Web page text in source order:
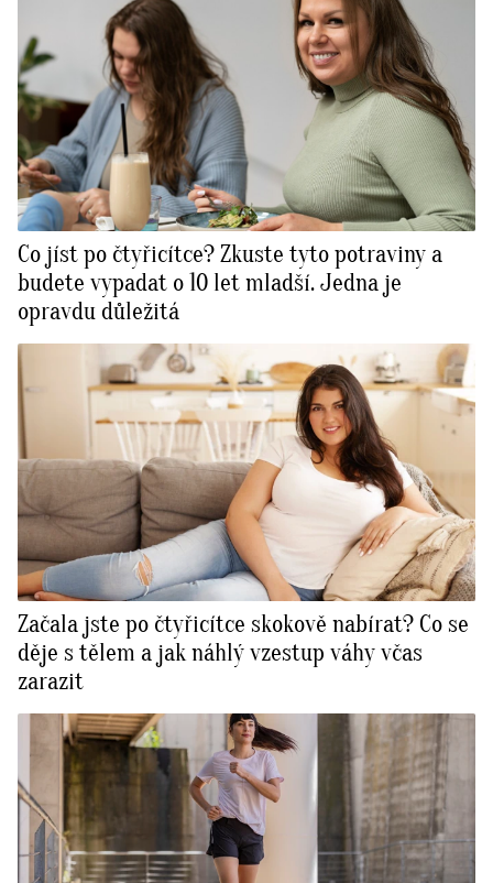
Co jíst po čtyřicítce? Zkuste tyto potraviny a
budete vypadat o 10 let mladší. Jedna je
opravdu důležitá
Začala jste po čtyřicítce skokově nabírat? Co se
děje s tělem a jak náhlý vzestup váhy včas
zarazit